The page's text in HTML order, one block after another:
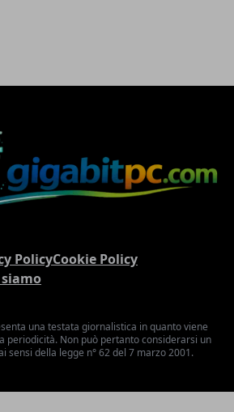
PolicyCookie Policy
siamo
una testata giornalistica in quanto viene
periodicità. Non può pertanto considerarsi un
sensi della legge n° 62 del 7 marzo 2001.